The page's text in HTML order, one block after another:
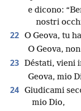
e dicono:
nostri
22 O Geova, tu
O Geova,
23 Déstati, vieni
Geova, mio
24 Giudicami
mio Dio,